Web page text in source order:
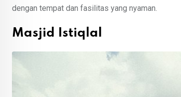
dengan tempat dan fasilitas yang nyaman.
Masjid Istiqlal